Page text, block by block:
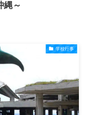
縄～
学校行事